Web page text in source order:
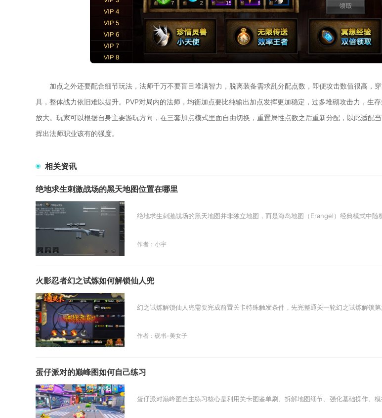
加点之外还要配合细节玩法，法师千万不要盲目堆满智力，脱离装备需求乱分配点数，即便攻击数值很高，
具，整体战力依旧难以提升。PVP对局内的法师，均衡加点要比纯输出加点发挥更加稳定，过多堆砌攻击力，生
放大。玩家可以根据自身主要游玩方向，在三套加点模式里面自由切换，重置属性点数之后重新分配，以此适配
挥出法师职业该有的强度。
相关资讯
绝地求生刺激战场的黑天地图位置在哪里
绝地求生刺激战场的黑天地图并非独立地图，而是海岛地图（Erangel）经典模式中
作者：小宇
火影忍者幻之试炼如何解锁仙人兜
幻之试炼解锁仙人兜需要完成前置关卡特殊触发条件，先完整通关一轮幻之试炼解锁
作者：砚书-美女子
蛋仔派对的巅峰图如何自己练习
蛋仔派对巅峰图自主练习核心是利用关卡图鉴单刷、拆解地图细节、强化基础操作、